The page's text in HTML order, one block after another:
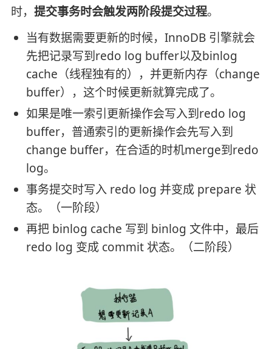
时， 提交事务时会触发两阶段提交过程。
当有数据需要更新的时候，InnoDB 引擎就会
先把记录写到redo log buffer以及binlog
cache（线程独有的），并更新内存（change
buffer），这个时候更新就算完成了。
如果是唯一索引更新操作会写入到redo log
buffer，普通索引的更新操作会先写入到
change buffer，在合适的时机merge到redo
log。
事务提交时写入 redo log 并变成 prepare 状
态。（一阶段）
再把 binlog cache 写到 binlog 文件中，最后
redo log 变成 commit 状态。（二阶段）